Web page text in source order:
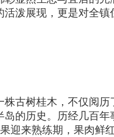
泼展现，更是对全
古树桂木，不仅阅
的历史。历经几百
迎来熟练期，果肉鲜